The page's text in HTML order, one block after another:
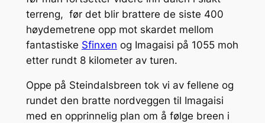
terreng, før det blir brattere de siste 400
høydemetrene opp mot skardet mellom
fantastiske Sfinxen og Imagaisi på 1055 moh
etter rundt 8 kilometer av turen.
Oppe på Steindalsbreen tok vi av fellene og
rundet den bratte nordveggen til Imagaisi
med en opprinnelig plan om å følge breen i